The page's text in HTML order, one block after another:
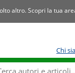
altro. Scopri la tua
Chi